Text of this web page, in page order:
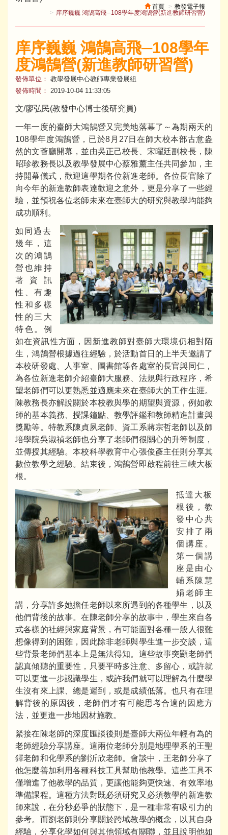
首頁
教發電子報
庠序巍巍 鴻鵠高飛─108學年度鴻鵠營(新進教師研習營)
庠序巍巍 鴻鵠高飛─108學年
度鴻鵠營(新進教師研習營)
發佈單位： 教學發展中心教師專業發展組
發佈時間：
2019-10-04 11:33:05
文/廖弘民(教發中心博士後研究員)
一年一度的臺師大鴻鵠營又完美地落幕了～為期兩天的
108學年度鴻鵠營，已於8月27日在師大校本部古意盎
然的文薈廳開幕，並由吳正己校長、宋曜廷副校長，陳
昭珍教務長以及教學發展中心蔡雅薰主任共同參加，主
持開幕儀式，歡迎這學期各位新進老師。各位長官除了
向今年的新進教師表達歡迎之意外，更是分享了一些經
驗，並預祝各位老師未來在臺師大的研究與教學均能夠
成功順利。
如同過去
幾年，這
次的鴻鵠
營也維持
著資訊
性、有趣
性和多樣
性的三大
特色。例
如在資訊性方面，因新進教師對臺師大環境仍相對陌
生，鴻鵠營根據過往經驗，於活動首日的上半天邀請了
本校研發處、人事室、圖書館等各處室的長官與同仁，
為各位新進老師介紹臺師大服務、法規與行政程序，希
望老師們可以更熟悉並適應未來在臺師大的工作生涯。
陳教務長亦解說關於本校教與學的期望與資源，例如教
師的基本義務、授課鐘點、教學評鑑和教師精進計畫與
獎勵等。特教系陳貞夙老師、資工系蔣宗哲老師以及師
培學院吳淑禎老師也分享了老師們很關心的升等制度，
並傳授其經驗。本校科學教育中心張俊彥主任則分享其
數位教學之經驗。結束後，鴻鵠營即啟程前往三峽大板
根。
抵達大板
根後，教
發中心共
安排了兩
個講座。
第一個講
座是由心
輔系陳慧
娟老師主
講，分享許多她擔任老師以來所遇到的各種學生，以及
他們背後的故事。在陳老師分享的故事中，學生來自各
式各樣的社經與家庭背景，有可能面對各種一般人很難
想像得到的困難，因此除非老師與學生進一步交談，這
些背景老師們基本上是無法得知。這些故事突顯老師們
認真傾聽的重要性，只要平時多注意、多留心，或許就
可以更進一步認識學生，或許我們就可以理解為什麼學
生沒有來上課、總是遲到，或是成績低落。也只有在理
解背後的原因後，老師們才有可能思考合適的因應方
法，並更進一步地因材施教。
緊接在陳老師的深度匯談後則是臺師大兩位年輕有為的
老師經驗分享講座。這兩位老師分別是地理學系的王聖
鐸老師和化學系的劉沂欣老師。會談中，王老師分享了
他怎麼善加利用各種科技工具幫助他教學。這些工具不
僅增進了他教學的品質，更讓他能夠更快速、有效率地
準備課程。這種方法對既必須研究又必須教學的新進教
師來說，在分秒必爭的狀態下，是一種非常有吸引力的
參考。而劉老師則分享關於跨域教學的概念，以其自身
經驗，分享化學如何與其他領域有關聯，並且說明他如